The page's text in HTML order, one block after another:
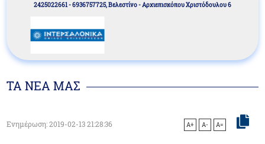
2425022661 - 6936757725, Βελεστίνο - Αρχιεπισκόπου Χριστόδουλου 6
ΤΑ ΝΕΑ ΜΑΣ
Ενημέρωση: 2019-02-13 21:28:36 A+ A- A=